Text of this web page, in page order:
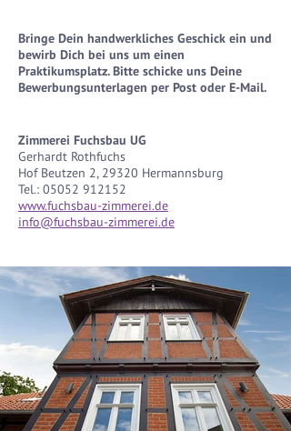
Bringe Dein handwerkliches Geschick ein und
bewirb Dich bei uns um einen
Praktikumsplatz.Bitte schicke uns Deine
Bewerbungsunterlagen per Post oder E-Mail.
Zimmerei Fuchsbau UG
Gerhardt Rothfuchs
Hof Beutzen 2, 29320 Hermannsburg
Tel.: 05052 912152
www.fuchsbau-zimmerei.de
info@fuchsbau-zimmerei.de